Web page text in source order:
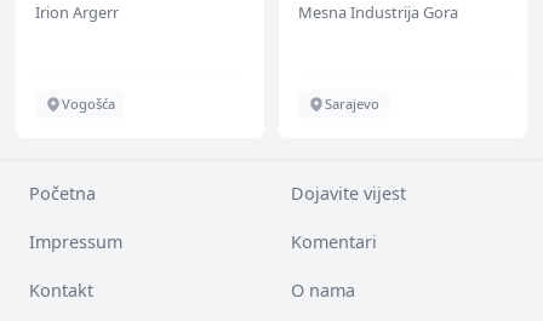
Irion Argerr
Vogošća
Mesna Industrija Gora
Sarajevo
Početna Dojavite vijest
Impressum Komentari
Kontakt O nama